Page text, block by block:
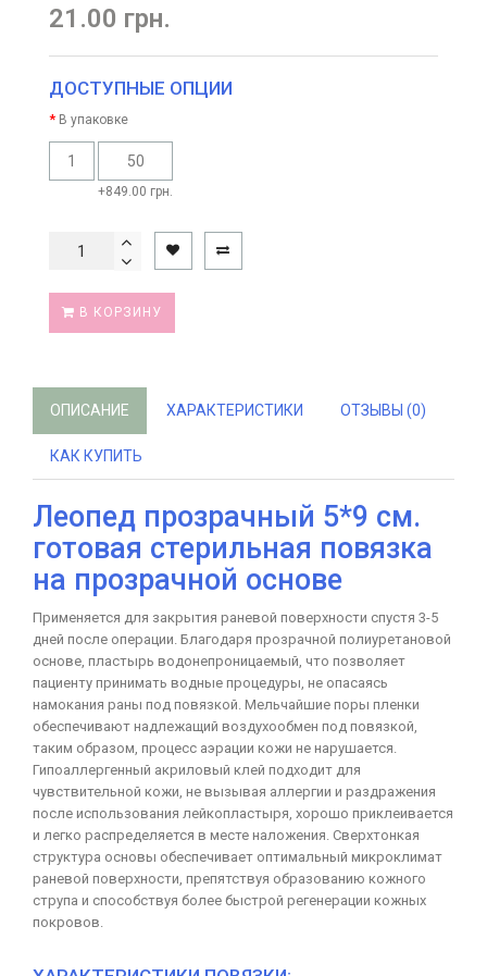
21.00 грн.
ДОСТУПНЫЕ ОПЦИИ
В упаковке
1 50
+849.00 грн.
В КОРЗИНУ
ОПИСАНИЕ ХАРАКТЕРИСТИКИ ОТЗЫВЫ (0)
КАК КУПИТЬ
Леопед прозрачный 5*9 см.
готовая стерильная повязка
на прозрачной основе
Применяется для закрытия раневой поверхности спустя 3-5
дней после операции. Благодаря прозрачной полиуретановой
основе, пластырь водонепроницаемый, что позволяет
пациенту принимать водные процедуры, не опасаясь
намокания раны под повязкой. Мельчайшие поры пленки
обеспечивают надлежащий воздухообмен под повязкой,
таким образом, процесс аэрации кожи не нарушается.
Гипоаллергенный акриловый клей подходит для
чувствительной кожи, не вызывая аллергии и раздражения
после использования лейкопластыря, хорошо приклеивается
и легко распределяется в месте наложения. Сверхтонкая
структура основы обеспечивает оптимальный микроклимат
раневой поверхности, препятствуя образованию кожного
струпа и способствуя более быстрой регенерации кожных
покровов.